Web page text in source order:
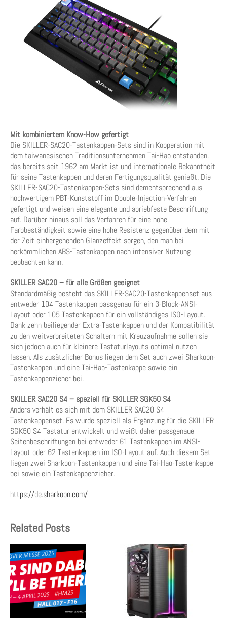
Mit kombiniertem Know-How gefertigt
Die SKILLER-SAC20-Tastenkappen-Sets sind in Kooperation mit
dem taiwanesischen Traditionsunternehmen Tai-Hao entstanden,
das bereits seit 1962 am Markt ist und internationale Bekanntheit
für seine Tastenkappen und deren Fertigungsqualität genießt. Die
SKILLER-SAC20-Tastenkappen-Sets sind dementsprechend aus
hochwertigem PBT-Kunststoff im Double-Injection-Verfahren
gefertigt und weisen eine elegante und abriebfeste Beschriftung
auf. Darüber hinaus soll das Verfahren für eine hohe
Farbbeständigkeit sowie eine hohe Resistenz gegenüber dem mit
der Zeit einhergehenden Glanzeffekt sorgen, den man bei
herkömmlichen ABS-Tastenkappen nach intensiver Nutzung
beobachten kann.
SKILLER SAC20 – für alle Größen geeignet
Standardmäßig besteht das SKILLER-SAC20-Tastenkappenset aus
entweder 104 Tastenkappen passgenau für ein 3-Block-ANSI-
Layout oder 105 Tastenkappen für ein vollständiges ISO-Layout.
Dank zehn beiliegender Extra-Tastenkappen und der Kompatibilität
zu den weitverbreiteten Schaltern mit Kreuzaufnahme sollen sie
sich jedoch auch für kleinere Tastaturlayouts optimal nutzen
lassen. Als zusätzlicher Bonus liegen dem Set auch zwei Sharkoon-
Tastenkappen und eine Tai-Hao-Tastenkappe sowie ein
Tastenkappenzieher bei.
SKILLER SAC20 S4 – speziell für SKILLER SGK50 S4
Anders verhält es sich mit dem SKILLER SAC20 S4
Tastenkappenset. Es wurde speziell als Ergänzung für die SKILLER
SGK50 S4 Tastatur entwickelt und weißt daher passgenaue
Seitenbeschriftungen bei entweder 61 Tastenkappen im ANSI-
Layout oder 62 Tastenkappen im ISO-Layout auf. Auch diesem Set
liegen zwei Sharkoon-Tastenkappen und eine Tai-Hao-Tastenkappe
bei sowie ein Tastenkappenzieher.
https://de.sharkoon.com/
Related Posts